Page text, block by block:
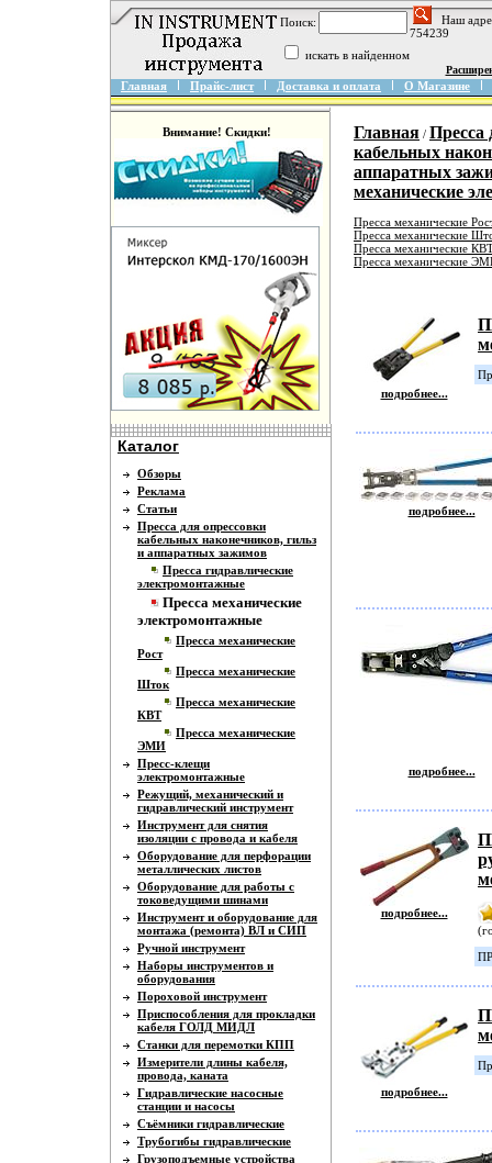
Поиск:
Наш
754239
искать в найденном
Главная Прайс-лист Доставка и оплата О Магазине
Внимание! Скидки!
Каталог
Обзоры
Реклама
Статьи
Пресса для опрессовки
кабельных наконечников, гильз
и аппаратных зажимов
Пресса гидравлические
электромонтажные
Пресса механические
электромонтажные
Пресса механические
Рост
Пресса механические
Шток
Пресса механические
КВТ
Пресса механические
ЭМИ
Пресс-клещи
электромонтажные
Режущий, механический и
гидравлический инструмент
Инструмент для снятия
изоляции с провода и кабеля
Оборудование для перфорации
металлических листов
Оборудование для работы с
токоведущими шинами
Инструмент и оборудование для
монтажа (ремонта) ВЛ и СИП
Ручной инструмент
Наборы инструментов и
оборудования
Пороховой инструмент
Приспособления для прокладки
кабеля ГОЛД МИДЛ
Станки для перемотки КПП
Измерители длины кабеля,
провода, каната
Гидравлические насосные
станции и насосы
Съёмники гидравлические
Трубогибы гидравлические
Грузоподъемные устройства
Главная / Пресса
кабельных
аппаратных
механические
Пресса механические
Пресса механические
Пресса механические
Пресса механические
подробнее...
подробнее...
подробнее...
подробнее...
подробнее...